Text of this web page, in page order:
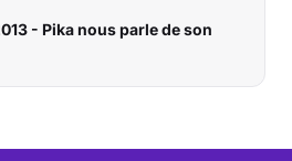
- Pika nous parle de son